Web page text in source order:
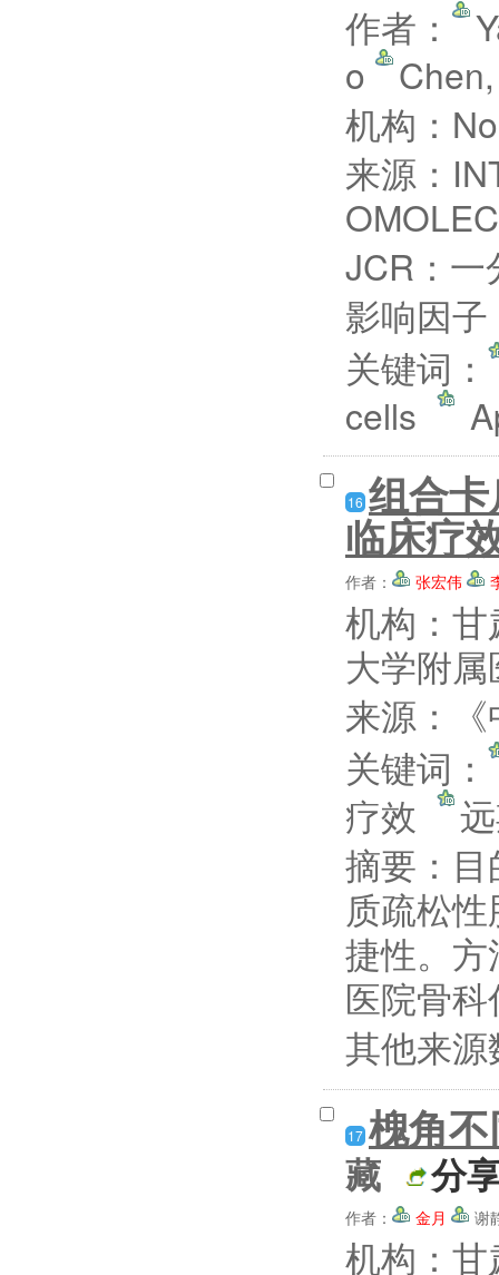
作者：
o
机构：
来源：
JCR：一
影响因
关键词：
cells
16 组合
临床疗
作者： 张宏伟
机构：
大学附
来源：
关键词：
疗效
摘要：
质疏松
捷性。
医院骨
其他来
17 槐角
藏 分
作者： 金月 谢
机构：